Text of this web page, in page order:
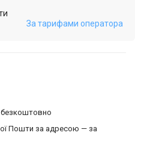
За тарифами оператора
Пошти за адресою — за